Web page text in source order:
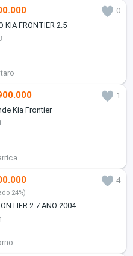
0
KIA FRONTIER 2.5
1
Kia Frontier
4
24%)
2.7 AÑO 2004